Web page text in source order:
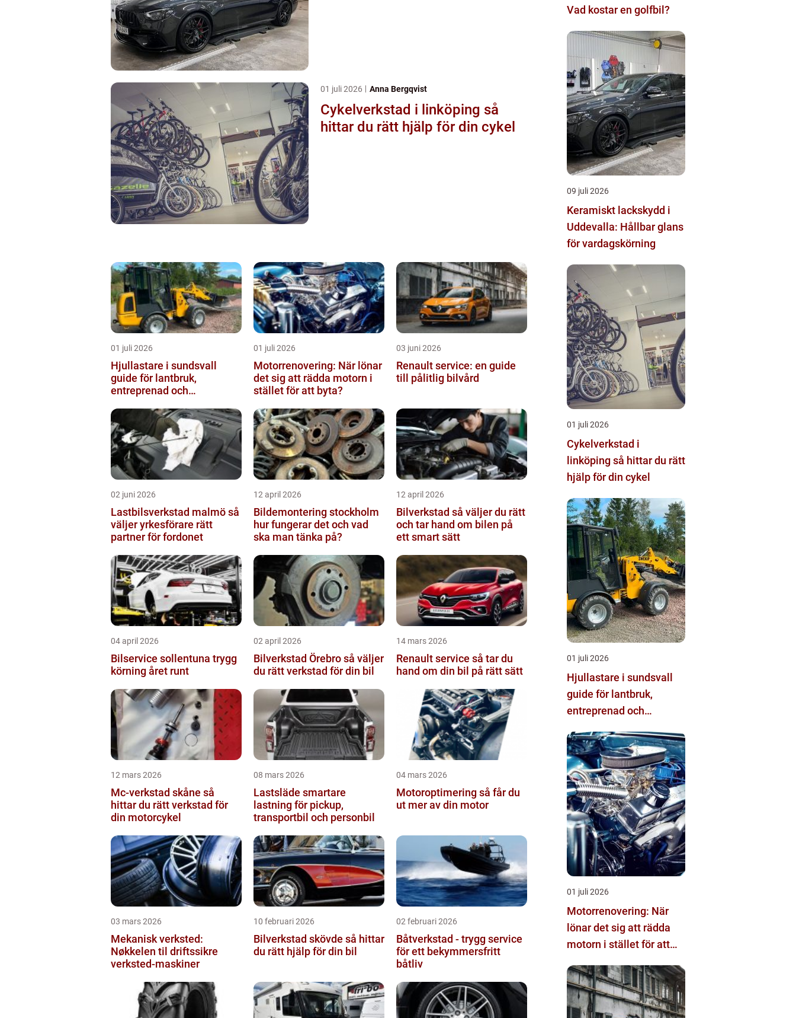
01 juli 2026 Anna Bergqvist
Cykelverkstad i linköping så
hittar du rätt hjälp för din cykel
01 juli 2026
Hjullastare i sundsvall
guide för lantbruk,
entreprenad och
01 juli 2026
Motorrenovering: När lönar
det sig att rädda motorn i
stället för att byta?
03 juni 2026
Renault service: en guide
till pålitlig bilvård
02 juni 2026
Lastbilsverkstad malmö så
väljer yrkesförare rätt
partner för fordonet
12 april 2026
Bildemontering stockholm
hur fungerar det och vad
ska man tänka på?
12 april 2026
Bilverkstad så väljer du rätt
och tar hand om bilen på
ett smart sätt
04 april 2026
Bilservice sollentuna trygg
körning året runt
02 april 2026
Bilverkstad Örebro så väljer
du rätt verkstad för din bil
14 mars 2026
Renault service så tar du
hand om din bil på rätt sätt
12 mars 2026
Mc-verkstad skåne så
hittar du rätt verkstad för
din motorcykel
08 mars 2026
Lastsläde smartare
lastning för pickup,
transportbil och personbil
04 mars 2026
Motoroptimering så får du
ut mer av din motor
03 mars 2026
Mekanisk verksted:
Nøkkelen til driftssikre
verksted-maskiner
10 februari 2026
Bilverkstad skövde så hittar
du rätt hjälp för din bil
02 februari 2026
Båtverkstad - trygg service
för ett bekymmersfritt
båtliv
Vad kostar en golfbil?
09 juli 2026
Keramiskt lackskydd i
Uddevalla: Hållbar glans
för vardagskörning
01 juli 2026
Cykelverkstad i
linköping så hittar du rätt
hjälp för din cykel
01 juli 2026
Hjullastare i sundsvall
guide för lantbruk,
entreprenad och
01 juli 2026
Motorrenovering: När
lönar det sig att rädda
motorn i stället för att